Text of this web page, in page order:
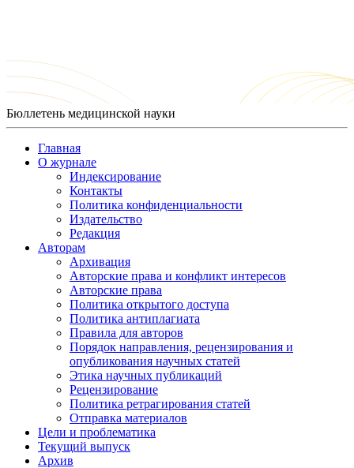
Бюллетень медицинской науки
Главная
О журнале
Индексирование
Контакты
Политика конфиденциальности
Издательство
Редакция
Авторам
Архивация
Авторские права и конфликт интересов
Авторские права
Политика открытого доступа
Политика антиплагиата
Правила для авторов
Порядок направления, рецензирования и
опубликования научных статей
Этика научных публикаций
Рецензирование
Политика ретрагирования статей
Отправка материалов
Цели и проблематика
Текущий выпуск
Архив